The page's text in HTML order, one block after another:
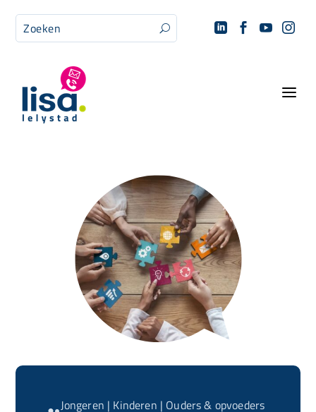
U    
a
Jongeren | Kinderen | Ouders & opvoeders